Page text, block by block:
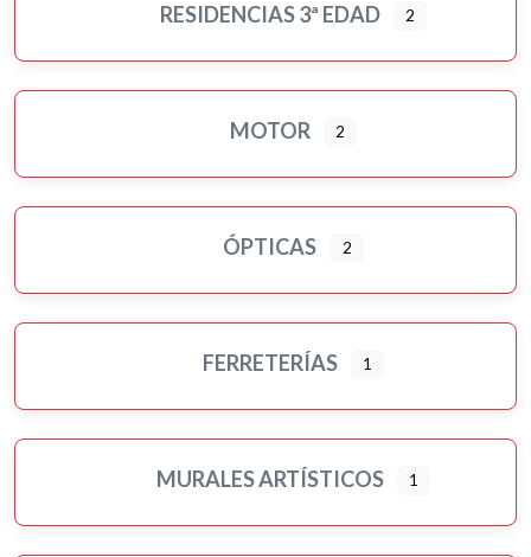
RESIDENCIAS 3ª EDAD 2
MOTOR 2
ÓPTICAS 2
FERRETERÍAS 1
MURALES ARTÍSTICOS 1